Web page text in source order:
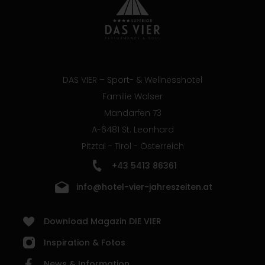
DAS VIER – Sport- & Wellnesshotel
Familie Walser
Mandarfen 73
A-6481 St. Leonhard
Pitztal - Tirol - Österreich
+43 5413 86361
info@hotel-vier-jahreszeiten.at
Download Magazin DIE VIER
Inspiration & Fotos